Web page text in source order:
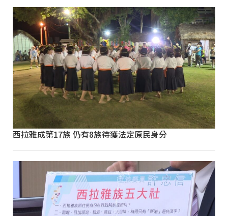
西拉雅成第17族 仍有8族待獲法定原民身分